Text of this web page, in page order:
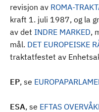
revisjon av ROMA-
kraft 1. juli 1987, og la
av det INDRE MARKED,
mål. DET EUROPEISKE
traktatfestet av
EP, se
ESA, se EFTAS